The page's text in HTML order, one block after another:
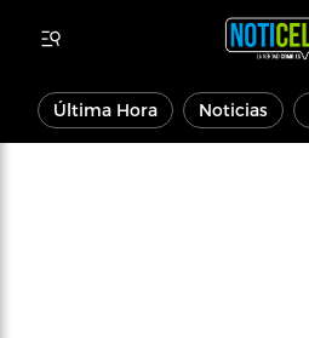
Última Hora Noticias